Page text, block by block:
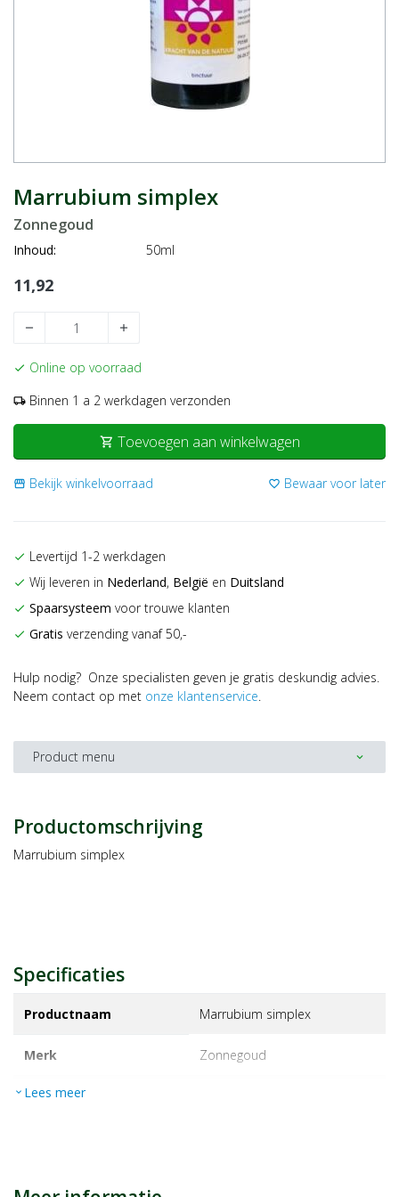
Marrubium simplex
Zonnegoud
Inhoud: 50ml
11,92
remove add
check Online op voorraad
local_shipping Binnen 1 a 2 werkdagen verzonden
shopping_cart Toevoegen aan winkelwagen
storefront Bekijk winkelvoorraad favorite_border Bewaar voor later
check Levertijd 1-2 werkdagen
check Wij leveren in Nederland, België en Duitsland
check Spaarsysteem voor trouwe klanten
check Gratis verzending vanaf 50,-
Hulp nodig? Onze specialisten geven je gratis deskundig advies.
Neem contact op met onze klantenservice.
Product menu expand_more
Productomschrijving
Marrubium simplex
Specificaties
Productnaam Marrubium simplex
Merk zonnegoud
EAN
expand_more Lees meer